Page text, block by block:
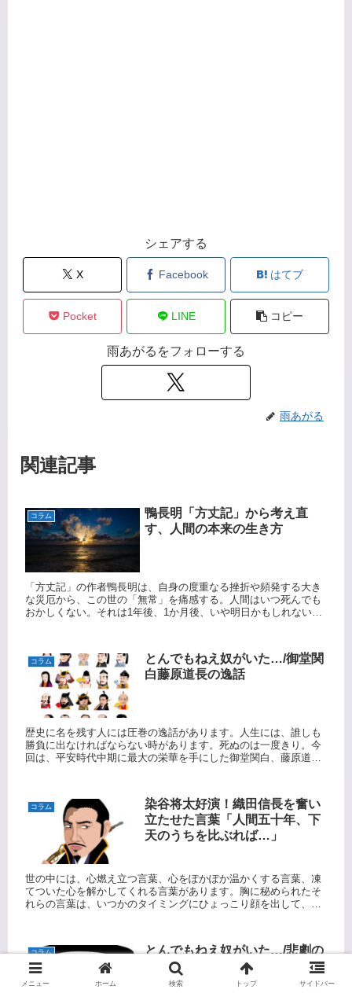
シェアする
X Facebook はてブ
Pocket LINE コピー
雨あがるをフォローする
雨あがる
関連記事
コラム
鴨長明「方丈記」から考え直
す、人間の本来の生き方
「方丈記」の作者鴨長明は、自身の度重なる挫折や頻発する大き
な災厄から、この世の「無常」を痛感する。人間はいつ死んでも
おかしくない。それは1年後、1か月後、いや明日かもしれない。
コラム
とんでもねえ奴がいた…/御堂関
白藤原道長の逸話
歴史に名を残す人には圧巻の逸話があります。人生には、誰しも
勝負に出なければならない時があります。死ぬのは一度きり。今
回は、平安時代中期に最大の栄華を手にした御堂関白、藤原道長
コラム
染谷将太好演！織田信長を奮い
立たせた言葉「人間五十年、下
天のうちを比ぶれば…」
世の中には、心燃え立つ言葉、心をぽかぽか温かくする言葉、凍
てついた心を解かしてくれる言葉があります。胸に秘められたそ
れらの言葉は、いつかのタイミングにひょっこり顔を出して、私
コラム
とんでもねえ奴がいた…/悲劇の
大詩人中原中也の逸話
メニュー ホーム 検索 トップ サイドバー